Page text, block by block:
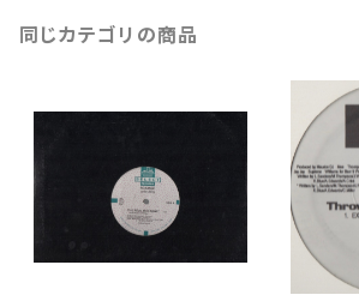
同じカテゴリの商品